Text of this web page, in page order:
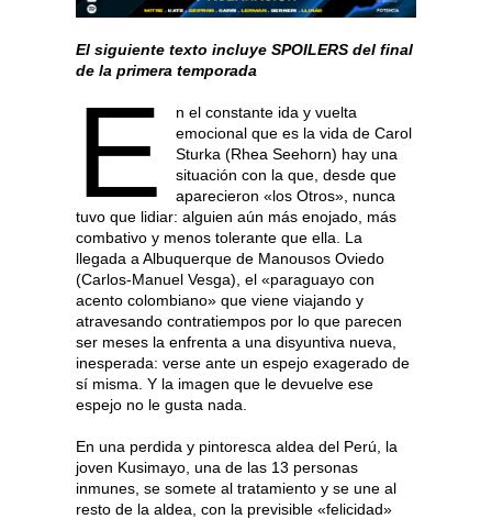
El siguiente texto incluye SPOILERS del final
de la primera temporada
E
n el constante ida y vuelta
emocional que es la vida de Carol
Sturka (Rhea Seehorn) hay una
situación con la que, desde que
aparecieron «los Otros», nunca
tuvo que lidiar: alguien aún más enojado, más
combativo y menos tolerante que ella. La
llegada a Albuquerque de Manousos Oviedo
(Carlos-Manuel Vesga), el «paraguayo con
acento colombiano» que viene viajando y
atravesando contratiempos por lo que parecen
ser meses la enfrenta a una disyuntiva nueva,
inesperada: verse ante un espejo exagerado de
sí misma. Y la imagen que le devuelve ese
espejo no le gusta nada.
En una perdida y pintoresca aldea del Perú, la
joven Kusimayo, una de las 13 personas
inmunes, se somete al tratamiento y se une al
resto de la aldea, con la previsible «felicidad»